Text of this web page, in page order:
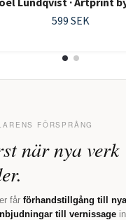
599 SEK
FÖRSPRÅNG
när nya verk
får förhandstillgång till
till vernissage